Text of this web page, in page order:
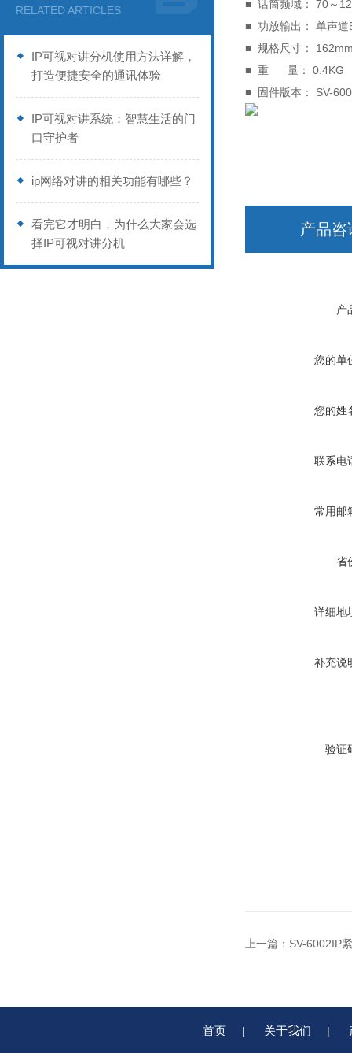
RELATED ARTICLES
IP可视对讲分机使用方法详解，
打造便捷安全的通讯体验
IP可视对讲系统：智慧生活的门
口守护者
ip网络对讲的相关功能有哪些？
看完它才明白，为什么大家会选
择IP可视对讲分机
■ 话筒频域： 70～
■ 功放输出： 单声道
■ 规格尺寸：
■ 重 量： 0.4KG
■ 固件版本：
产品咨
产
您的单
您的姓
联系电
常用邮
省
详细地
补充说
验证
上一篇： SV-6002IP
首页 | 关于我们 |